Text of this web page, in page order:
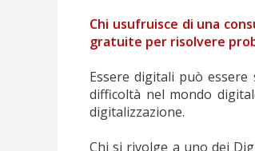
Chi usufruisce di una
gratuite per risolvere
Essere digitali può
difficoltà nel mondo
digitalizzazione.
Chi si rivolge a uno dei